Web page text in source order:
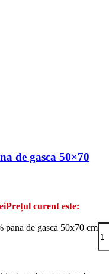
de gasca 50×70
Prețul curent este:
pana de gasca 50x70 cm